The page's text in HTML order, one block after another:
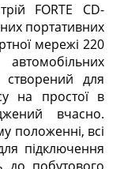
FORTE CD-
портативних
мережі 220
створений для
на простої в
вчасно.
положенні, всі
підключення